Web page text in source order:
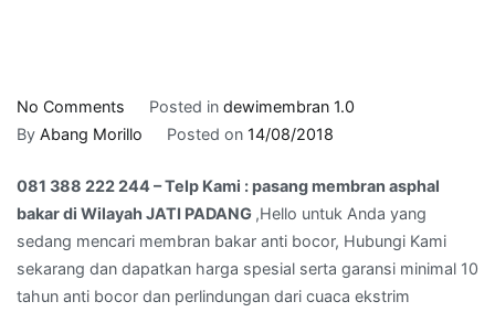
No Comments
081
222
244
–
Telp
Kami
Posted in dewimembran 1.0
By Abang Morillo Posted on 14/08/2018
081 388 222 244 – Telp Kami : pasang membran asphal
bakar di Wilayah JATI PADANG ,Hello untuk Anda yang
sedang mencari membran bakar anti bocor, Hubungi Kami
sekarang dan dapatkan harga spesial serta garansi minimal 10
tahun anti bocor dan perlindungan dari cuaca ekstrim